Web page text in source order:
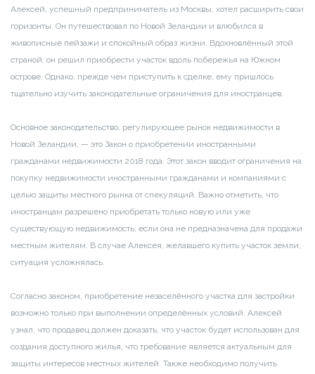
Алексей, успешный предприниматель из Москвы, хотел расширить свои
горизонты. Он путешествовал по Новой Зеландии и влюбился в
живописные пейзажи и спокойный образ жизни. Вдохновлённый этой
страной, он решил приобрести участок вдоль побережья на Южном
острове. Однако, прежде чем приступить к сделке, ему пришлось
тщательно изучить законодательные ограничения для иностранцев.
Основное законодательство, регулирующее рынок недвижимости в
Новой Зеландии, — это Закон о приобретении иностранными
гражданами недвижимости 2018 года. Этот закон вводит ограничения на
покупку недвижимости иностранными гражданами и компаниями с
целью защиты местного рынка от спекуляций. Важно отметить, что
иностранцам разрешено приобретать только новую или уже
существующую недвижимость, если она не предназначена для продажи
местным жителям. В случае Алексея, желавшего купить участок земли,
ситуация усложнялась.
Согласно законом, приобретение незаселённого участка для застройки
возможно только при выполнении определённых условий. Алексей
узнал, что продавец должен доказать, что участок будет использован для
создания доступного жилья, что требование является актуальным для
защиты интересов местных жителей. Также необходимо получить